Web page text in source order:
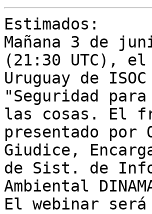
Estimados:
Mañana 3 de
(21:30 UTC),
Uruguay de
"Seguridad
las cosas. El
presentado por
Giudice,
de Sist. de
Ambiental
El webinar será